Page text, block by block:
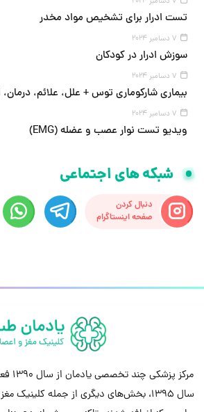
تست ادرار برای تشخیص مواد مخدر
7 دسامبر 2024
سوزش ادرار در کودکان
7 دسامبر 2024
بیماری شارکوماری توس + علل، علائم،
7 دسامبر 2024
ویدیو تست نوار عصب و عضله (EMG)
شبکه های اجتماعی
دنبال کردن
صفحه اینستاگرام
سال 1395، بخش‌های دیگری از جمله